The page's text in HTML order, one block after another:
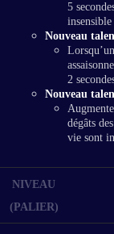
5
Nouveau
2
Nouveau
dégâts
vie sont
NIVEAU
(PALIER)